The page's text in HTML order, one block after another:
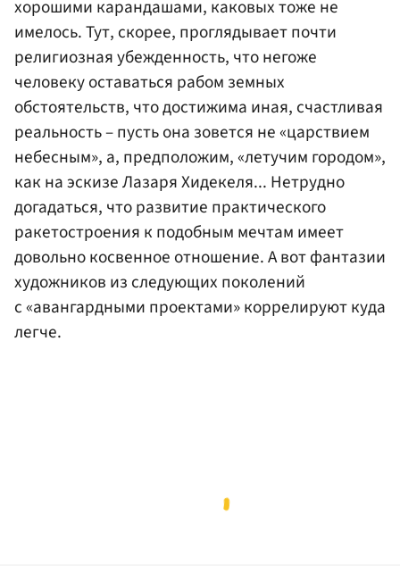
хорошими карандашами, каковых тоже не
имелось. Тут, скорее, проглядывает почти
религиозная убежденность, что негоже
человеку оставаться рабом земных
обстоятельств, что достижима иная, счастливая
реальность – пусть она зовется не «царствием
небесным», а, предположим, «летучим городом»,
как на эскизе Лазаря Хидекеля... Нетрудно
догадаться, что развитие практического
ракетостроения к подобным мечтам имеет
довольно косвенное отношение. А вот фантазии
художников из следующих поколений
с «авангардными проектами» коррелируют куда
легче.